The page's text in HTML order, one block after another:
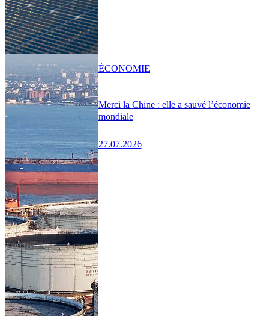
Merci la Chine : elle a sauvé l’économie
mondiale
27.07.2026
ÉCONOMIE